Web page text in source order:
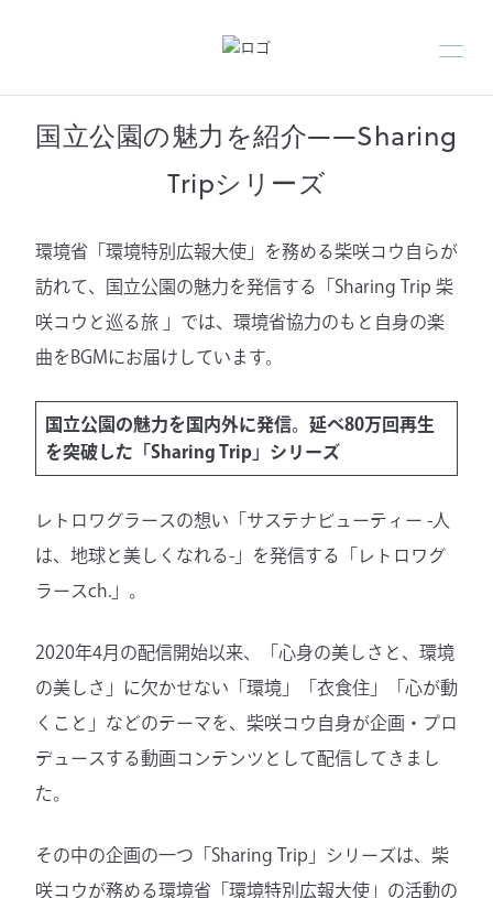
国立公園の魅力を紹介——Sharing
Tripシリーズ
環境省「環境特別広報大使」を務める柴咲コウ自らが
訪れて、国立公園の魅力を発信する「Sharing Trip 柴
咲コウと巡る旅 」では、環境省協力のもと自身の楽
曲をBGMにお届けしています。
国立公園の魅力を国内外に発信。延べ80万回再生
を突破した「Sharing Trip」シリーズ
レトロワグラースの想い「サステナビューティー -⼈
は、地球と美しくなれる-」を発信する「レトロワグ
ラースch.」。
2020年4月の配信開始以来、「⼼⾝の美しさと、環境
の美しさ」に欠かせない「環境」「衣食住」「心が動
くこと」などのテーマを、柴咲コウ自身が企画・プロ
デュースする動画コンテンツとして配信してきまし
た。
その中の企画の一つ「Sharing Trip」シリーズは、柴
咲コウが務める環境省「環境特別広報大使」の活動の